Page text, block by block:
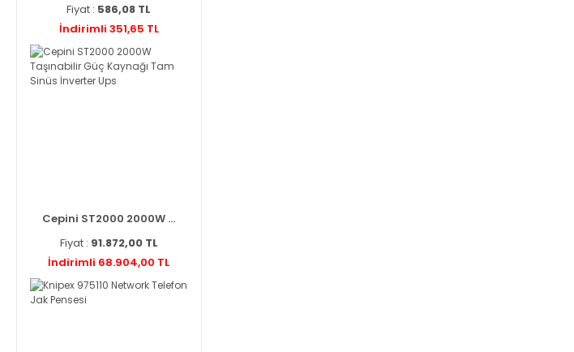
Fiyat : 586,08 TL
İndirimli 351,65 TL
Cepini ST2000 2000W ...
Fiyat : 91.872,00 TL
İndirimli 68.904,00 TL